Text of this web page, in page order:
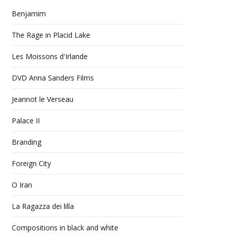
Benjamim
The Rage in Placid Lake
Les Moissons d'Irlande
DVD Anna Sanders Films
Jeannot le Verseau
Palace II
Branding
Foreign City
O Iran
La Ragazza dei lilla
Compositions in black and white